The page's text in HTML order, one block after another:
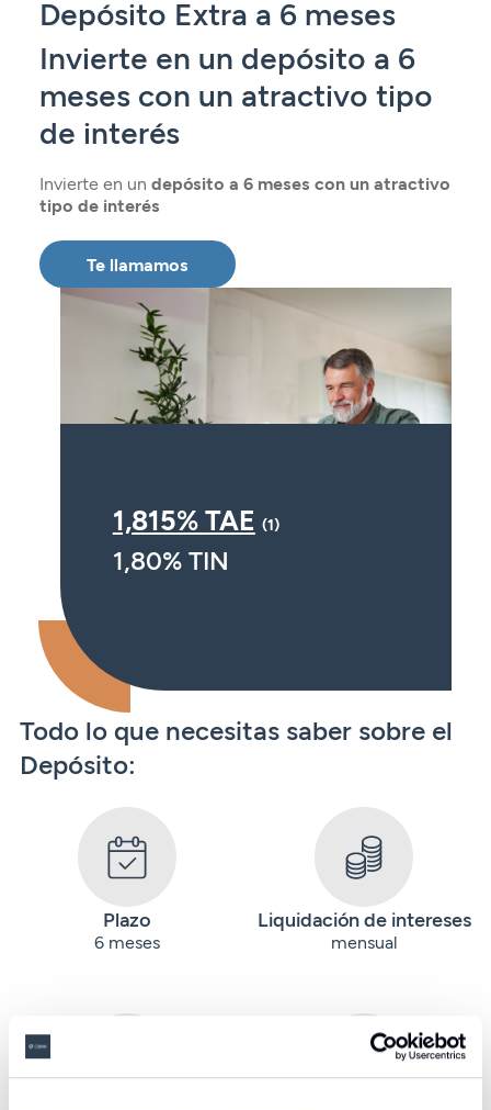
Servicios
Seguros
Servicios
Tarjetas
Servicios
Planes de pensiones
Tarjetas
Seguros
Depósito Extra a 6 meses
Invierte en un depósito a 6
meses con un atractivo tipo
de interés
Invierte en un depósito a 6 meses con un atractivo
tipo de interés
Te llamamos
1,815% TAE (1)
1,80% TIN
Todo lo que necesitas saber sobre el
Depósito:
Plazo
6 meses
Liquidación de intereses
mensual